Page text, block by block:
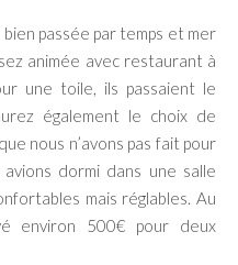
passée par temps et mer
animée avec restaurant à
une toile, ils passaient le
également le choix de
nous n’avons pas fait pour
dormi dans une salle
mais réglables. Au
environ 500€ pour deux